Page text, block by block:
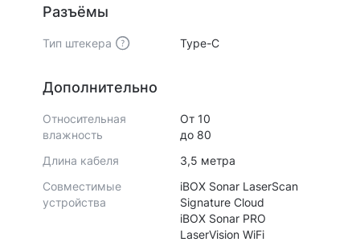
Разъёмы
Тип штекера Type-C
Дополнительно
Относительная
влажность
От 10
до 80
Длина кабеля
3,5 метра
Совместимые
устройства
iBOX Sonar LaserScan
Signature Cloud
iBOX Sonar PRO
LaserVision WiFi